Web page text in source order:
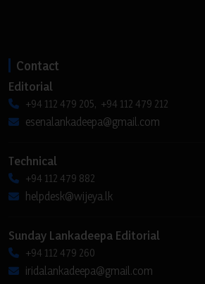
Contact
Editorial
+94 112 479 205, +94 112 479 212
esenalankadeepa@gmail.com
Technical
+94 112 479 882
helpdesk@wijeya.lk
Sunday Lankadeepa Editorial
+94 112 479 260
iridalankadeepa@gmail.com